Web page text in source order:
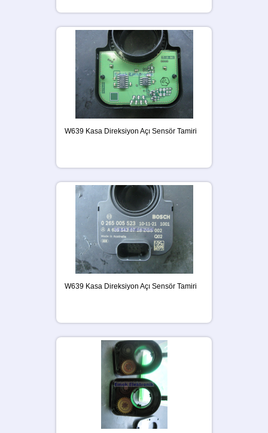
W639 Kasa Direksiyon Açı Sensör Tamiri
W639 Kasa Direksiyon Açı Sensör Tamiri